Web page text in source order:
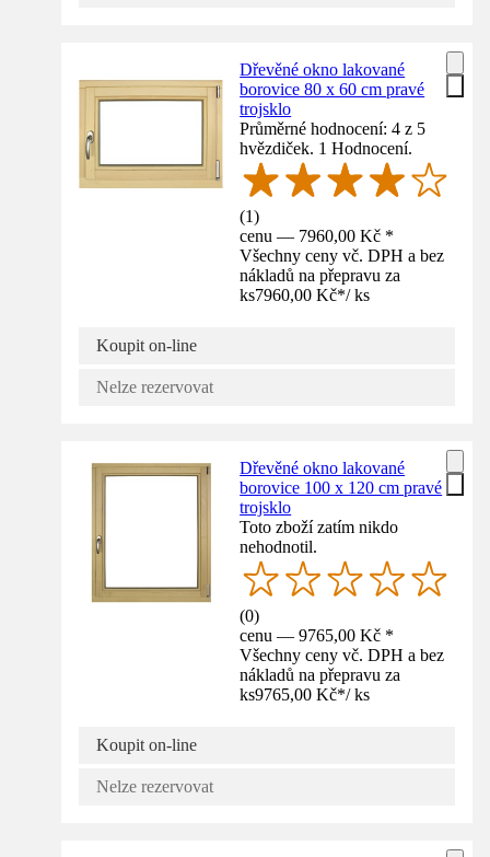
Dřevěné okno lakované
borovice 80 x 60 cm pravé
trojsklo
Průměrné hodnocení: 4 z 5
hvězdiček. 1 Hodnocení.
(1)
cenu — 7960,00 Kč *
Všechny ceny vč. DPH a bez
nákladů na přepravu za
ks7960,00 Kč*/ ks
Koupit on-line
Nelze rezervovat
Dřevěné okno lakované
borovice 100 x 120 cm pravé
trojsklo
Toto zboží zatím nikdo
nehodnotil.
(0)
cenu — 9765,00 Kč *
Všechny ceny vč. DPH a bez
nákladů na přepravu za
ks9765,00 Kč*/ ks
Koupit on-line
Nelze rezervovat